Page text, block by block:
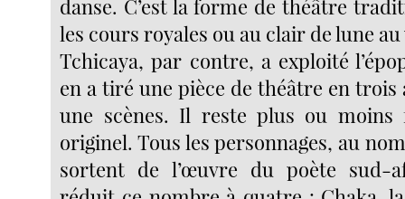
danse. C’est la forme de théâtre
les cours royales ou au clair de lune
Tchicaya, par contre, a exploité
en a tiré une pièce de théâtre en
une scènes. Il reste plus ou
originel. Tous les personnages, au
sortent de l’œuvre du poète sud-